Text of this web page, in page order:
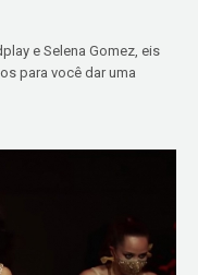
e Selena Gomez, eis
para você dar uma